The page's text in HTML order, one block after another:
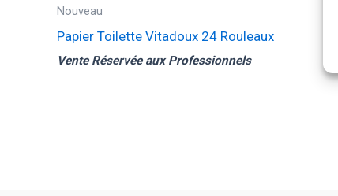
Nouveau
Papier Toilette Vitadoux 24 Rouleaux
Vente Réservée aux Professionnels